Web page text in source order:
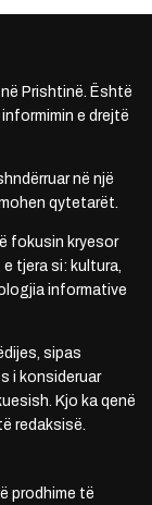
Prishtinë. Është
e drejtë
në një
qytetarët.
fokusin kryesor
tjera si: kultura,
informative
sipas
i konsideruar
Kjo ka qenë
redaksisë.
prodhime të